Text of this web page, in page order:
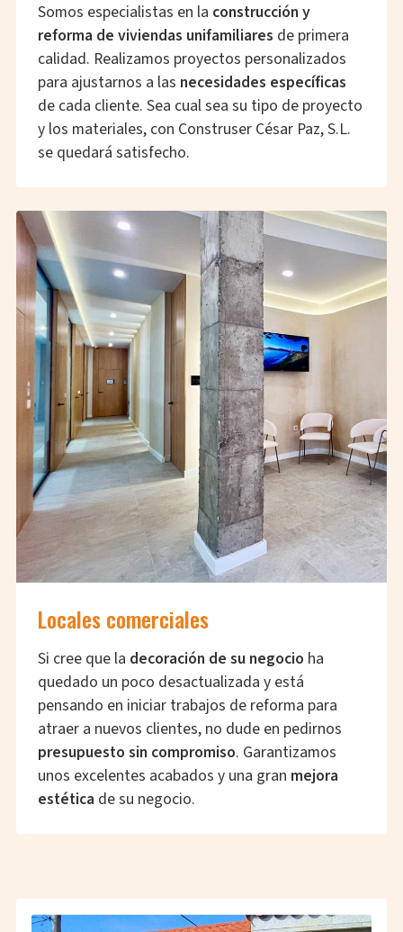
Somos especialistas en la construcción y
reforma de viviendas unifamiliares de primera
calidad. Realizamos proyectos personalizados
para ajustarnos a las necesidades específicas
de cada cliente. Sea cual sea su tipo de proyecto
y los materiales, con Construser César Paz, S.L.
se quedará satisfecho.
Locales comerciales
Si cree que la decoración de su negocio ha
quedado un poco desactualizada y está
pensando en iniciar trabajos de reforma para
atraer a nuevos clientes, no dude en pedirnos
presupuesto sin compromiso. Garantizamos
unos excelentes acabados y una gran mejora
estética de su negocio.